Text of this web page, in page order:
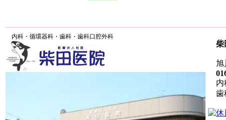
内科・循環器科・歯科・歯科口腔外科
柴
旭
内
歯